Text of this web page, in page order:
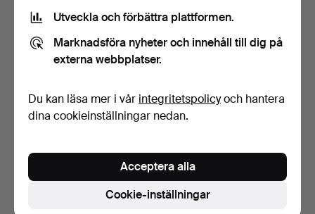
LM ERICSSON, "Taxen",
bordsstelefon, model…
793 USD
DIETER RAMS, Braun Audio
2, TC 54/4 och Br…
348 USD
Utveckla och förbättra plattformen.
Marknadsföra nyheter och innehåll till dig på
externa webbplatser.
Du kan läsa mer i vår integritetspolicyoch hantera
dina cookieinställningar nedan.
Cookie-inställningar
Acceptera alla